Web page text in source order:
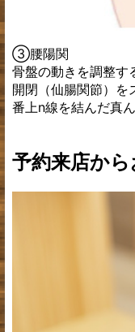
③腰陽関
骨盤の動きを調整す
開閉（仙腸関節）
番上n線を結んだ真
予約来店か